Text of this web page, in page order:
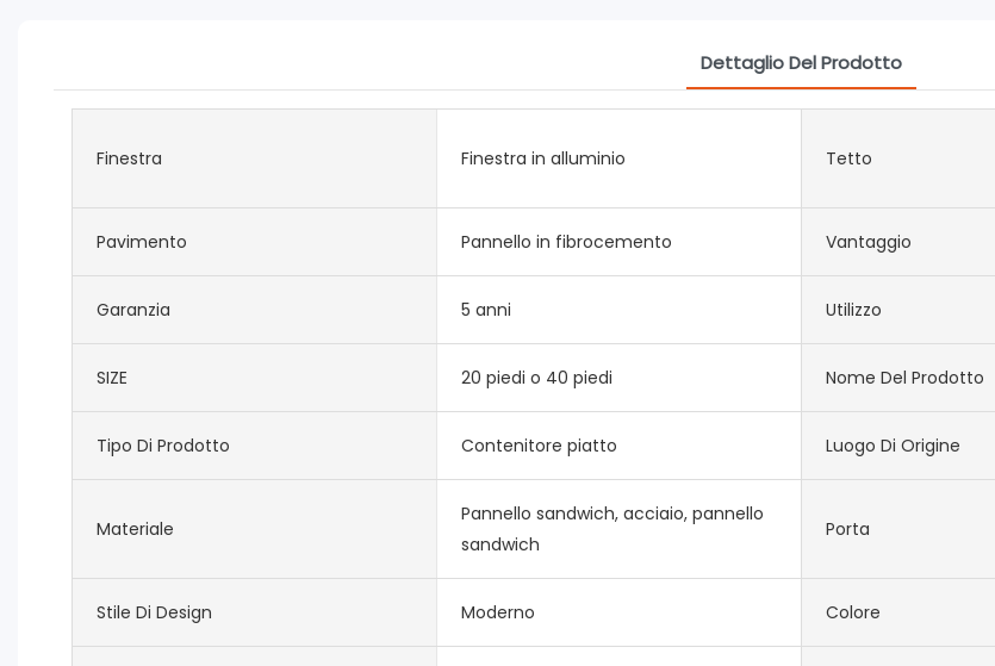
Dettaglio Del Prodotto
Finestra Finestra in alluminio Tetto
Pavimento Pannello in fibrocemento Vantaggio
Garanzia 5 anni Utilizzo
SIZE 20 piedi o 40 piedi Nome Del Prodotto
Tipo Di Prodotto Contenitore piatto Luogo Di Origine
Materiale
Pannello sandwich, acciaio, pannello
sandwich
Porta
Stile Di Design Moderno Colore